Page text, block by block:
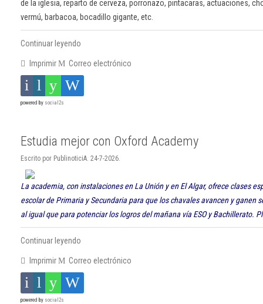
de la iglesia, reparto de cerveza, porronazo, pintacaras, actuaciones,
vermú, barbacoa, bocadillo gigante, etc.
Continuar leyendo
Imprimir Correo electrónico
powered by social2s
Estudia mejor con Oxford Academy
Escrito por PublinoticiA. 24-7-2026.
La academia, con instalaciones en La Unión y en El Algar, ofrece clases
escolar de Primaria y Secundaria para que los chavales avancen y ganen
al igual que para potenciar los logros del mañana vía ESO y Bachillerato.
Continuar leyendo
Imprimir Correo electrónico
powered by social2s